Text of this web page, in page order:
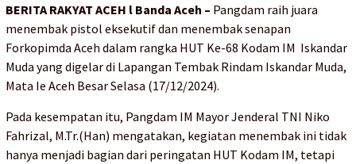
BERITA RAKYAT ACEH l Banda Aceh – Pangdam raih juara
menembak pistol eksekutif dan menembak senapan
Forkopimda Aceh dalam rangka HUT Ke-68 Kodam IM Iskandar
Muda yang digelar di Lapangan Tembak Rindam Iskandar Muda,
Mata Ie Aceh Besar Selasa (17/12/2024).
Pada kesempatan itu, Pangdam IM Mayor Jenderal TNI Niko
Fahrizal, M.Tr.(Han) mengatakan, kegiatan menembak ini tidak
hanya menjadi bagian dari peringatan HUT Kodam IM, tetapi